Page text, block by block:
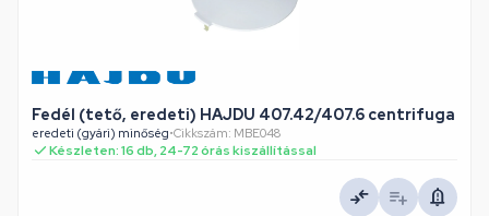
Fedél (tető, eredeti) HAJDU 407.42/407.6 centrifuga
eredeti (gyári) minőség•Cikkszám: MBE048
Készleten: 16 db, 24-72 órás kiszállítással